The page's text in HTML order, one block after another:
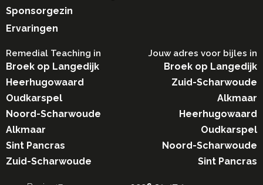
Sponsorgezin
Ervaringen
Remedial Teaching in​
Broek op Langedijk
Heerhugowaard
Oudkarspel
Noord-Scharwoude
Alkmaar
Sint Pancras
Zuid-Scharwoude
Jouw adres voor bijles in
Broek op Langedijk
Zuid-Scharwoude
Alkmaar
Heerhugowaard
Oudkarspel
Noord-Scharwoude
Sint Pancras